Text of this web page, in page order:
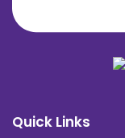
Quick Links